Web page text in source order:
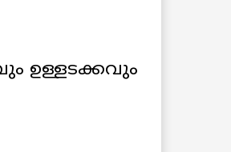
ഉള്ളടക്കവും